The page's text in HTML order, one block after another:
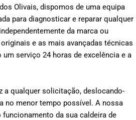
Olivais, dispomos de uma equipa
para diagnosticar e reparar qualquer
da marca ou
e as mais avançadas técnicas
um serviço 24 horas de excelência e a
a qualquer solicitação, deslocando-
no menor tempo possível. A nossa
da sua caldeira de